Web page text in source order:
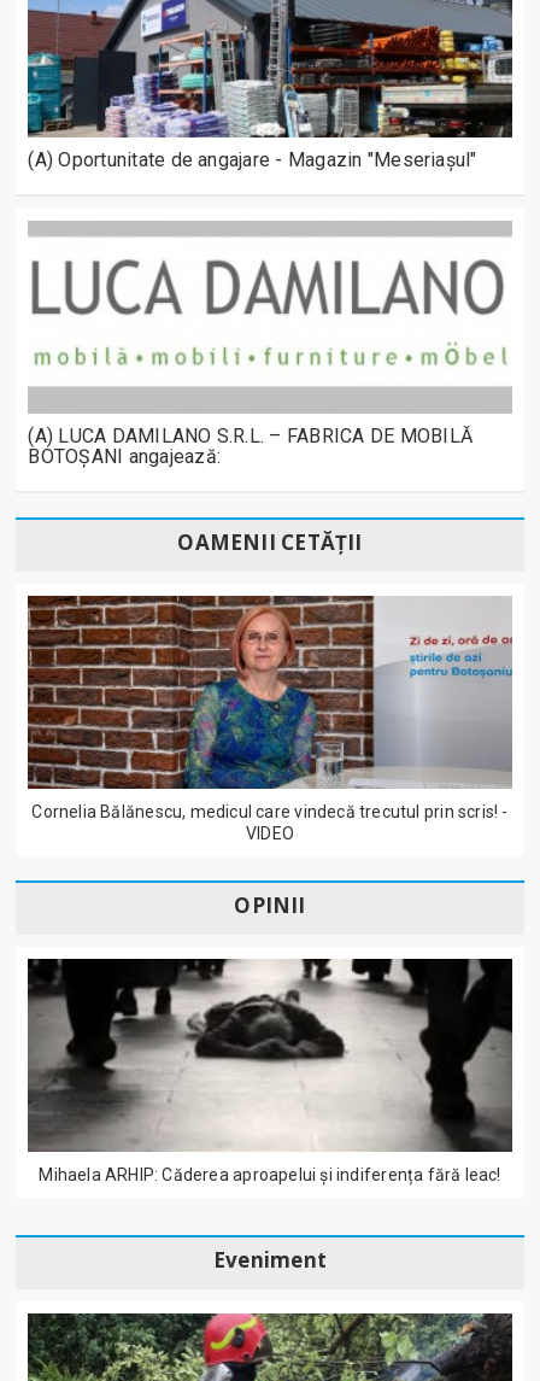
(A) Oportunitate de angajare - Magazin "Meseriașul"
(A) LUCA DAMILANO S.R.L. – FABRICA DE MOBILĂ
BOTOȘANI angajează:
OAMENII CETĂȚII
Cornelia Bălănescu, medicul care vindecă trecutul prin scris! -
VIDEO
OPINII
Mihaela ARHIP: Căderea aproapelui și indiferența fără leac!
Eveniment